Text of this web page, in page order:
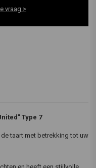
vraag >
Type 7
taart met betrekking tot uw